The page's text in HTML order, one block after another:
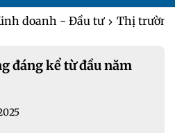
doanh - Đầu tư Thị
đáng kể từ đầu năm